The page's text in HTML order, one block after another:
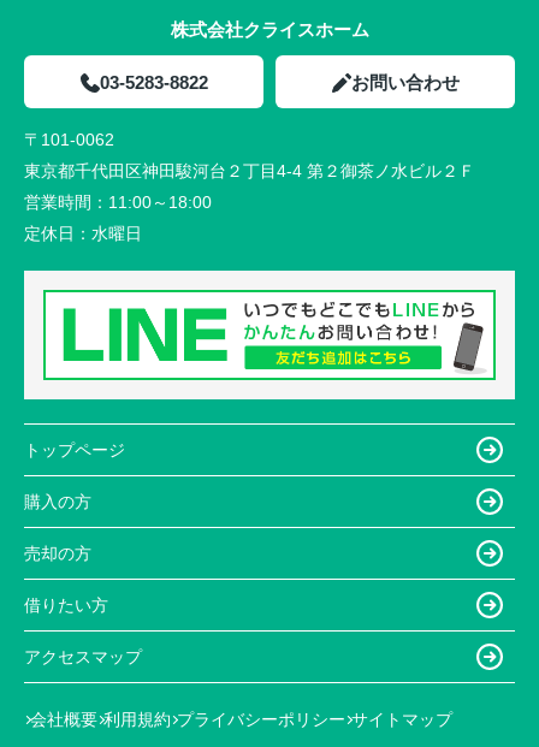
株式会社クライスホーム
03-5283-8822 お問い合わせ
〒101-0062
東京都千代田区神田駿河台２丁目4-4 第２御茶ノ水ビル２Ｆ
営業時間： 11:00～18:00
定休日： 水曜日
トップページ
購入の方
売却の方
借りたい方
アクセスマップ
会社概要 利用規約 プライバシーポリシー サイトマップ